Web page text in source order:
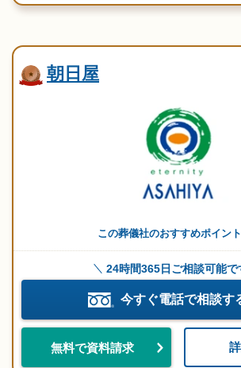
朝日屋
この葬儀社のおすすめポイント
24時間365日ご相談可能で
今すぐ電話で相談す
無料で資料請求